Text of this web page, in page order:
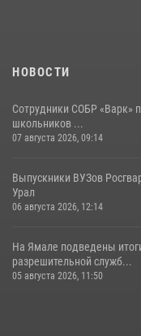
НОВОСТИ
Сотрудники СОБР «Варк»
школьников ...
07 августа 2026, 09:14
Выпускники ВУЗов
Урал
06 августа 2026, 12:14
На Ямале подведены
разрешительной служб...
05 августа 2026, 11:50